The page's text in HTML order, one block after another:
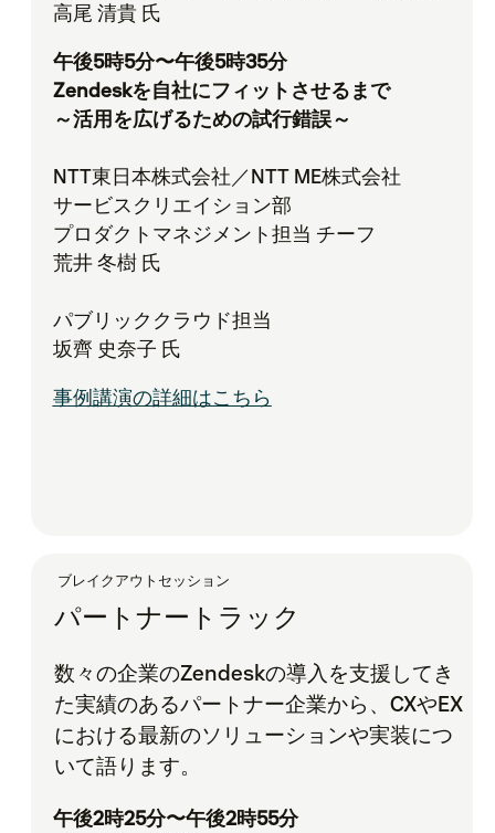
高尾 清貴 氏
午後5時5分〜午後5時35分
Zendeskを自社にフィットさせるまで
～活用を広げるための試行錯誤～
NTT東日本株式会社／NTT ME株式会社
サービスクリエイション部
プロダクトマネジメント担当 チーフ
荒井 冬樹 氏
パブリッククラウド担当
坂齊 史奈子 氏
事例講演の詳細はこちら
ブレイクアウトセッション
パートナートラック
数々の企業のZendeskの導入を支援してき
た実績のあるパートナー企業から、CXやEX
における最新のソリューションや実装につ
いて語ります。
午後2時25分〜午後2時55分